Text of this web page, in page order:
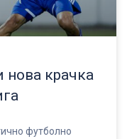
крачка
футболно